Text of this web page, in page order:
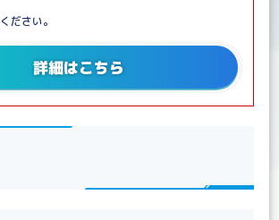
ださい。
詳細はこちら